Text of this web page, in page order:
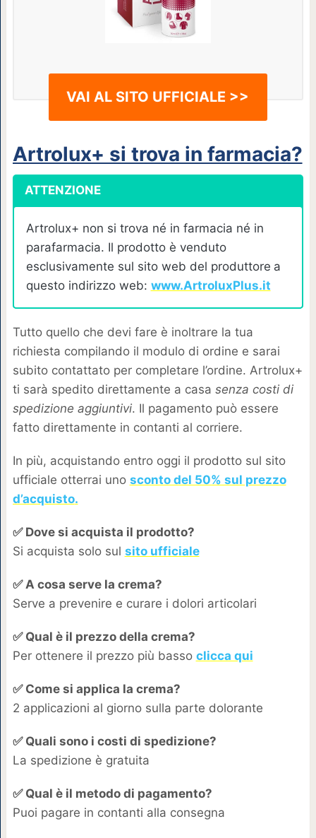
VAI AL SITO UFFICIALE >>
Artrolux+ si trova in farmacia?
ATTENZIONE
Artrolux+ non si trova né in farmacia né in
parafarmacia. Il prodotto è venduto
esclusivamente sul sito web del produttore a
questo indirizzo web: www.ArtroluxPlus.it
Tutto quello che devi fare è inoltrare la tua
richiesta compilando il modulo di ordine e sarai
subito contattato per completare l’ordine. Artrolux+
ti sarà spedito direttamente a casa senza costi di
spedizione aggiuntivi. Il pagamento può essere
fatto direttamente in contanti al corriere.
In più, acquistando entro oggi il prodotto sul sito
ufficiale otterrai uno sconto del 50% sul prezzo
d’acquisto.
✅ Dove si acquista il prodotto?
Si acquista solo sul sito ufficiale
✅ A cosa serve la crema?
Serve a prevenire e curare i dolori articolari
✅ Qual è il prezzo della crema?
Per ottenere il prezzo più basso clicca qui
✅ Come si applica la crema?
2 applicazioni al giorno sulla parte dolorante
✅ Quali sono i costi di spedizione?
La spedizione è gratuita
✅ Qual è il metodo di pagamento?
Puoi pagare in contanti alla consegna